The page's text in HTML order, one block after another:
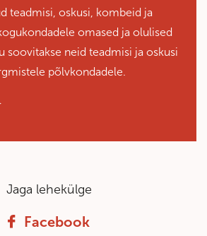
teadmisi, oskusi, kombeid ja
omased ja olulised
soovitakse neid teadmisi ja oskusi
põlvkondadele.
Jaga lehekülge
Facebook